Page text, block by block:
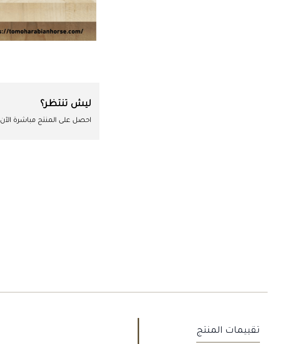
ليش تنتظر؟
احصل على المنتج مباشرة الآن
تقييمات المنتج